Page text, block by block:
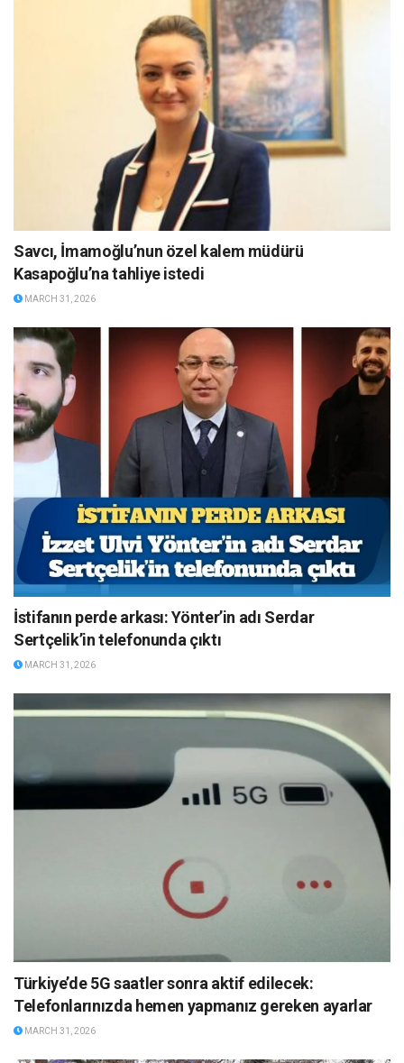
Savcı, İmamoğlu’nun özel kalem müdürü
Kasapoğlu’na tahliye istedi
MARCH 31, 2026
İstifanın perde arkası: Yönter’in adı Serdar
Sertçelik’in telefonunda çıktı
MARCH 31, 2026
Türkiye’de 5G saatler sonra aktif edilecek:
Telefonlarınızda hemen yapmanız gereken ayarlar
MARCH 31, 2026